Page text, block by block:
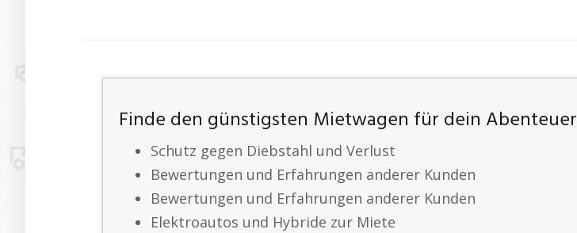
Finde den günstigsten Mietwagen für dein Abenteuer
Schutz gegen Diebstahl und Verlust
Bewertungen und Erfahrungen anderer Kunden
Bewertungen und Erfahrungen anderer Kunden
Elektroautos und Hybride zur Miete